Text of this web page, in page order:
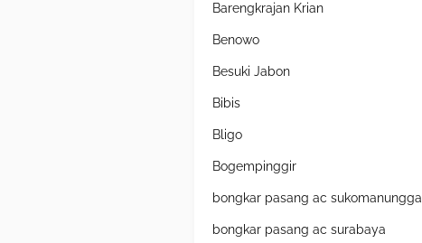
Barengkrajan Krian
Benowo
Besuki Jabon
Bibis
Bligo
Bogempinggir
bongkar pasang ac sukomanunggal
bongkar pasang ac surabaya